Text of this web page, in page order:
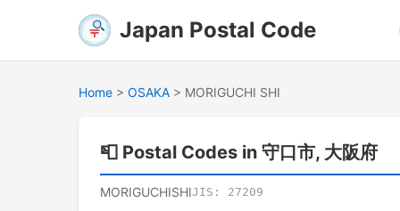
Japan Postal Code
Home > OSAKA > MORIGUCHI SHI
📮 Postal Codes in 守口市, 大阪府
MORIGUCHISHIJIS: 27209